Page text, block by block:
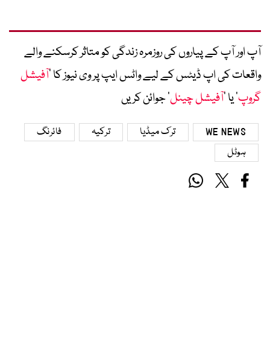
آپ اور آپ کے پیاروں کی روزمرہ زندگی کو متاثر کرسکنے والے
واقعات کی اپ ڈیٹس کے لیے واٹس ایپ پر وی نیوز کا ’آفیشل
گروپ‘ یا ’آفیشل چینل‘ جوائن کریں
WE NEWS ترک میڈیا ترکیہ
فائرنگ
ہوٹل